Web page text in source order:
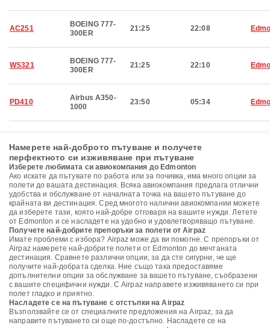
AC251
BOEING 777-
300ER
21:25 22:08
WS321
BOEING 777-
300ER
21:25 22:10
PD410
Airbus A350-
1000
23:50 05:34
Намерете най-доброто пътуване и получете
перфектното си изживяване при пътуване
Изберете любимата си авиокомпания до Edmonton
Ако искате да пътувате по работа или за почивка, има много опции за
полети до вашата дестинация. Всяка авиокомпания предлага отлични
удобства и обслужване от началната точка на вашето пътуване до
крайната ви дестинация. Сред многото налични авиокомпании можете
да изберете тази, която най-добре отговаря на вашите нужди. Летете
от Edmonton и се насладете на удобно и удовлетворяващо пътуване.
Получете най-добрите препоръки за полети от Airpaz
Имате проблеми с избора? Airpaz може да ви помогне. С препоръки от
Airpaz намерете най-добрите полети от Edmonton до мечтаната
дестинация. Сравнете различни опции, за да сте сигурни, че ще
получите най-добрата сделка. Ние също така предоставяме
допълнителни опции за обслужване за вашето пътуване, съобразени
с вашите специфични нужди. С Airpaz направете изживяването си при
полет гладко и приятно.
Насладете се на пътуване с отстъпки на Airpaz
Възползвайте се от специалните предложения на Airpaz, за да
направите пътуването си още по-достъпно. Насладете се на